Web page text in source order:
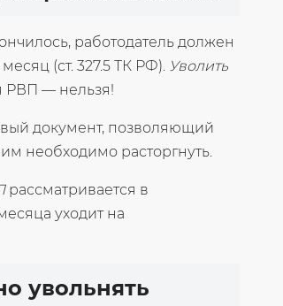
работодатель должен
(ст. 327.5 ТК РФ). Уволить
РВП — нельзя!
документ, позволяющий
необходимо расторгнуть.
рассматривается в
уходит на
увольнять